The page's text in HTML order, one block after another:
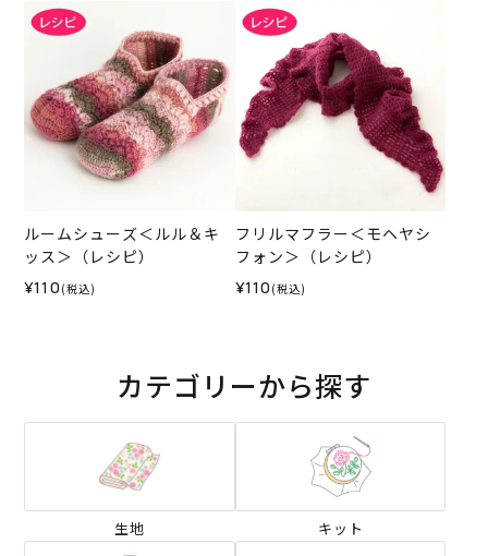
ルームシューズ＜ルル＆キ
ッス＞（レシピ）
¥110 (税込)
フリルマフラー＜モヘヤシ
フォン＞（レシピ）
¥110 (税込)
カテゴリーから探す
生地 キット